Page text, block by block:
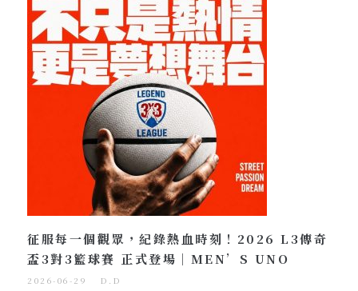
征服每一個觀眾，紀錄熱血時刻！2026 L3傳奇
盃3對3籃球賽 正式登場｜MEN’S UNO
2026-06-29 D.D